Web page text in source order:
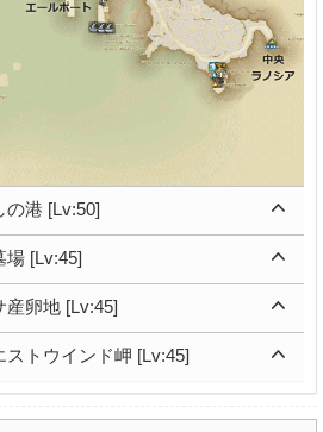
の港 [Lv:50]
場 [Lv:45]
産卵地 [Lv:45]
トウインド岬 [Lv:45]